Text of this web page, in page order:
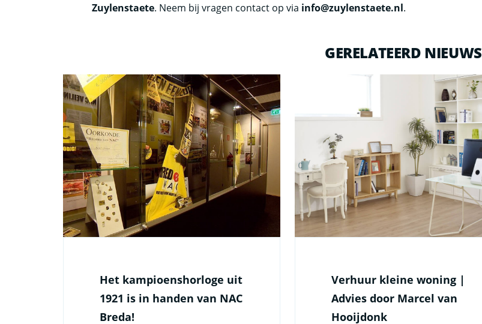
Zuylenstaete. Neem bij vragen contact op via info@zuylenstaete.nl.
GERELATEERD NIEUWS
Het kampioenshorloge uit
1921 is in handen van NAC
Breda!
Verhuur kleine woning |
Advies door Marcel van
Hooijdonk